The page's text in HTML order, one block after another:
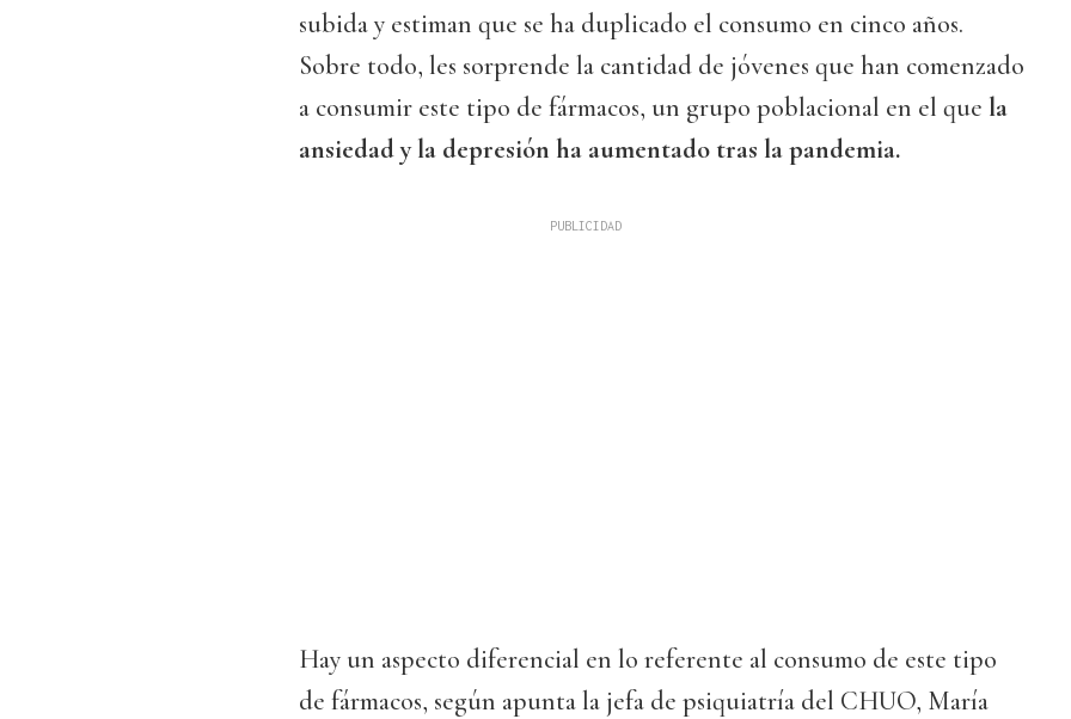
subida y estiman que se ha duplicado el consumo en cinco años.
Sobre todo, les sorprende la cantidad de jóvenes que han comenzado
a consumir este tipo de fármacos, un grupo poblacional en el que la
ansiedad y la depresión ha aumentado tras la pandemia.
Hay un aspecto diferencial en lo referente al consumo de este tipo
de fármacos, según apunta la jefa de psiquiatría del CHUO, María